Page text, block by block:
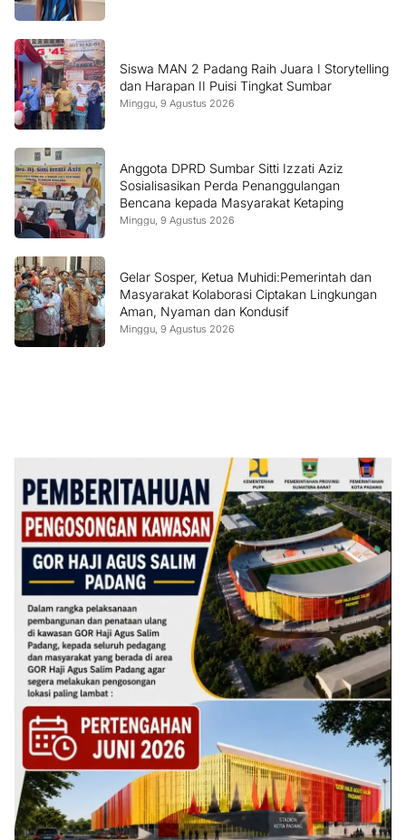
Siswa MAN 2 Padang Raih Juara I Storytelling
dan Harapan II Puisi Tingkat Sumbar
Minggu, 9 Agustus 2026
Anggota DPRD Sumbar Sitti Izzati Aziz
Sosialisasikan Perda Penanggulangan
Bencana kepada Masyarakat Ketaping
Minggu, 9 Agustus 2026
Gelar Sosper, Ketua Muhidi:Pemerintah dan
Masyarakat Kolaborasi Ciptakan Lingkungan
Aman, Nyaman dan Kondusif
Minggu, 9 Agustus 2026